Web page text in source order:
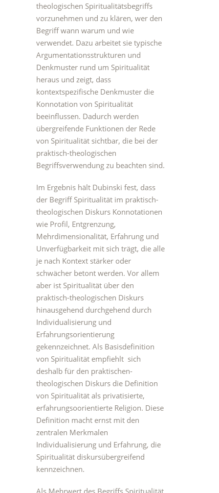
theologischen Spiritualitätsbegriffs
vorzunehmen und zu klären, wer den
Begriff wann warum und wie
verwendet. Dazu arbeitet sie typische
Argumentationsstrukturen und
Denkmuster rund um Spiritualität
heraus und zeigt, dass
kontextspezifische Denkmuster die
Konnotation von Spiritualität
beeinflussen. Dadurch werden
übergreifende Funktionen der Rede
von Spiritualität sichtbar, die bei der
praktisch-theologischen
Begriffsverwendung zu beachten sind.
Im Ergebnis hält Dubinski fest, dass
der Begriff Spiritualität im praktisch-
theologischen Diskurs Konnotationen
wie Profil, Entgrenzung,
Mehrdimensionalität, Erfahrung und
Unverfügbarkeit mit sich trägt, die alle
je nach Kontext stärker oder
schwächer betont werden. Vor allem
aber ist Spiritualität über den
praktisch-theologischen Diskurs
hinausgehend durchgehend durch
Individualisierung und
Erfahrungsorientierung
gekennzeichnet. Als Basisdefinition
von Spiritualität empfiehlt sich
deshalb für den praktischen-
theologischen Diskurs die Definition
von Spiritualität als privatisierte,
erfahrungsoorientierte Religion. Diese
Definition macht ernst mit den
zentralen Merkmalen
Individualisierung und Erfahrung, die
Spiritualität diskursübergreifend
kennzeichnen.
Als Mehrwert des Begriffs Spiritualität